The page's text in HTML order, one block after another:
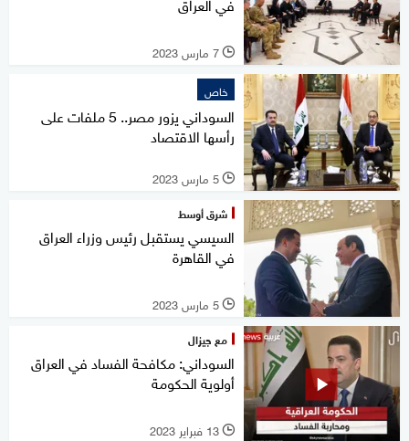
l 7 مارس 2023
خاص
السوداني يزور مصر.. 5 ملفات على
رأسها الاقتصاد
l 5 مارس 2023
شرق أوسط
السيسي يستقبل رئيس وزراء العراق
في القاهرة
l 5 مارس 2023
مع جيزال
السوداني: مكافحة الفساد في العراق
أولوية الحكومة
l 13 فبراير 2023